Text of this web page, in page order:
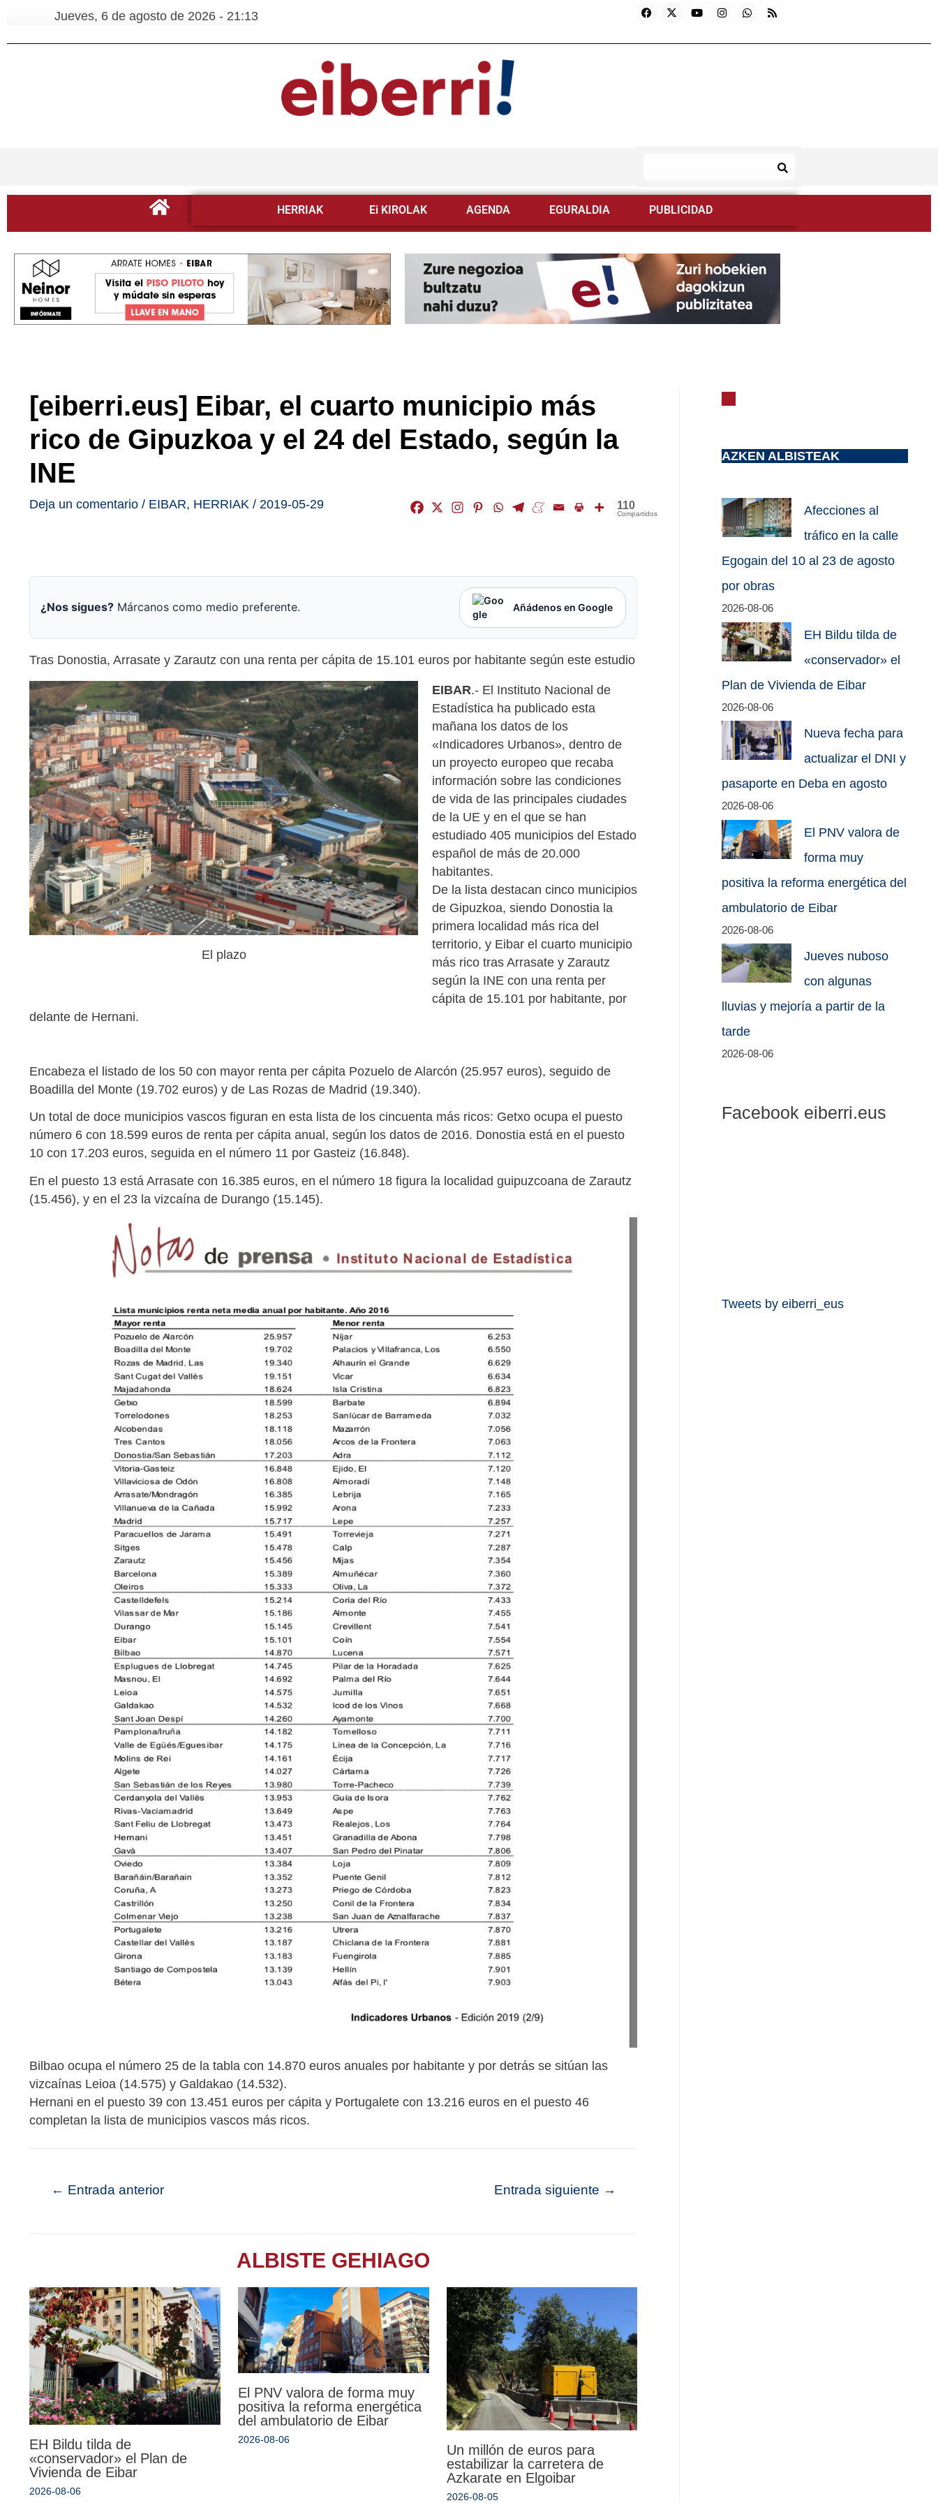
Jueves, 6 de agosto de 2026 - 21:13
HERRIAK Ei KIROLAK AGENDA EGURALDIA PUBLICIDAD
[eiberri.eus] Eibar, el cuarto municipio más
rico de Gipuzkoa y el 24 del Estado, según la
INE
Deja un comentario / EIBAR, HERRIAK / 2019-05-29 110
Compartidos
¿Nos sigues? Márcanos como medio preferente. Añádenos en Google
Tras Donostia, Arrasate y Zarautz con una renta per cápita de 15.101 euros por habitante según este estudio
El plazo
EIBAR.- El Instituto Nacional de
Estadística ha publicado esta
mañana los datos de los
«Indicadores Urbanos», dentro de
un proyecto europeo que recaba
información sobre las condiciones
de vida de las principales ciudades
de la UE y en el que se han
estudiado 405 municipios del Estado
español de más de 20.000
habitantes.
De la lista destacan cinco municipios
de Gipuzkoa, siendo Donostia la
primera localidad más rica del
territorio, y Eibar el cuarto municipio
más rico tras Arrasate y Zarautz
según la INE con una renta per
cápita de 15.101 por habitante, por
delante de Hernani.
Encabeza el listado de los 50 con mayor renta per cápita Pozuelo de Alarcón (25.957 euros), seguido de
Boadilla del Monte (19.702 euros) y de Las Rozas de Madrid (19.340).
Un total de doce municipios vascos figuran en esta lista de los cincuenta más ricos: Getxo ocupa el puesto
número 6 con 18.599 euros de renta per cápita anual, según los datos de 2016. Donostia está en el puesto
10 con 17.203 euros, seguida en el número 11 por Gasteiz (16.848).
En el puesto 13 está Arrasate con 16.385 euros, en el número 18 figura la localidad guipuzcoana de Zarautz
(15.456), y en el 23 la vizcaína de Durango (15.145).
Bilbao ocupa el número 25 de la tabla con 14.870 euros anuales por habitante y por detrás se sitúan las
vizcaínas Leioa (14.575) y Galdakao (14.532).
Hernani en el puesto 39 con 13.451 euros per cápita y Portugalete con 13.216 euros en el puesto 46
completan la lista de municipios vascos más ricos.
← Entrada anterior Entrada siguiente →
ALBISTE GEHIAGO
EH Bildu tilda de
«conservador» el Plan de
Vivienda de Eibar
2026-08-06
El PNV valora de forma muy
positiva la reforma energética
del ambulatorio de Eibar
2026-08-06
Un millón de euros para
estabilizar la carretera de
Azkarate en Elgoibar
2026-08-05
AZKEN ALBISTEAK
Afecciones al
tráfico en la calle
Egogain del 10 al 23 de agosto
por obras
2026-08-06
EH Bildu tilda de
«conservador» el
Plan de Vivienda de Eibar
2026-08-06
Nueva fecha para
actualizar el DNI y
pasaporte en Deba en agosto
2026-08-06
El PNV valora de
forma muy
positiva la reforma energética del
ambulatorio de Eibar
2026-08-06
Jueves nuboso
con algunas
lluvias y mejoría a partir de la
tarde
2026-08-06
Facebook eiberri.eus
Tweets by eiberri_eus